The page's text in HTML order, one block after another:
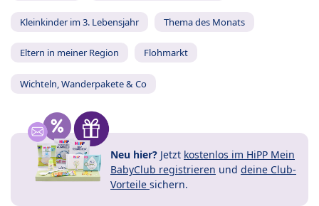
Kleinkinder im 3. Lebensjahr Thema des Monats
Eltern in meiner Region Flohmarkt
Wichteln, Wanderpakete & Co
Neu hier? Jetzt kostenlos im HiPP Mein
BabyClub registrieren und deine Club-
Vorteile sichern.